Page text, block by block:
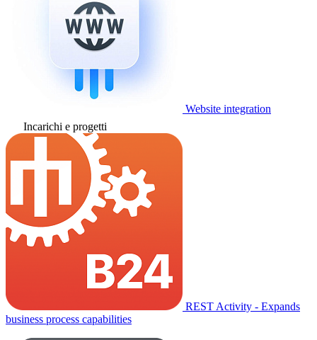
Website integration
Incarichi e progetti
REST Activity - Expands
business process capabilities